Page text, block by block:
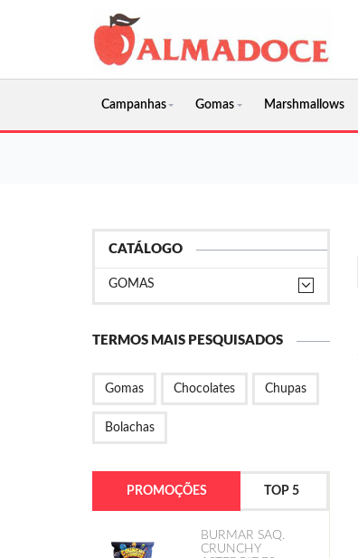
Campanhas Gomas Marshmallows
CATÁLOGO
GOMAS
TERMOS MAIS PESQUISADOS
Gomas Chocolates Chupas
Bolachas
PROMOÇÕES TOP 5
BURMAR SAQ.
CRUNCHY